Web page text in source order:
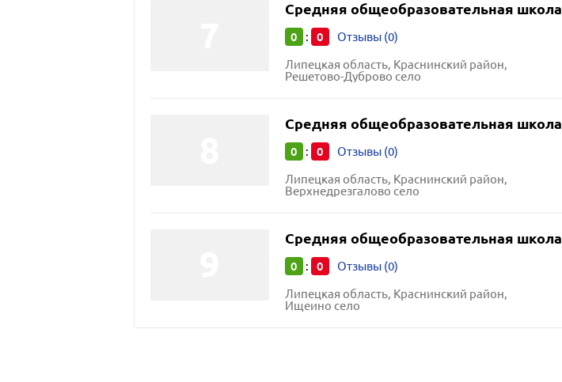
Средняя общеобразовательная школа
0 : 0 Отзывы (0)
Липецкая область, Краснинский район,
Решетово-Дуброво село
Средняя общеобразовательная школа
0 : 0 Отзывы (0)
Липецкая область, Краснинский район,
Верхнедрезгалово село
Средняя общеобразовательная школа
0 : 0 Отзывы (0)
Липецкая область, Краснинский район,
Ищеино село